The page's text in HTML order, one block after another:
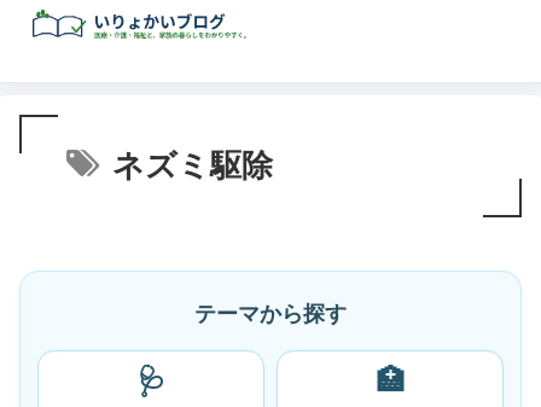
ネズミ駆除
テーマから探す
🩺 🏥